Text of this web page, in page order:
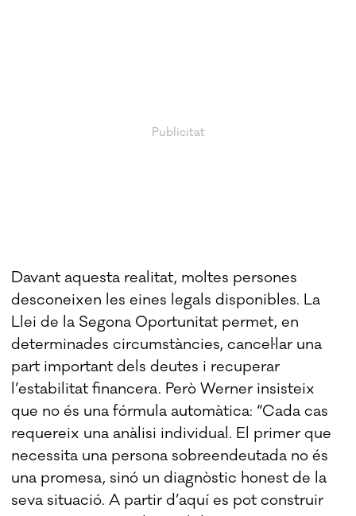
Davant aquesta realitat, moltes persones
desconeixen les eines legals disponibles. La
Llei de la Segona Oportunitat permet, en
determinades circumstàncies, cancel·lar una
part important dels deutes i recuperar
l’estabilitat financera. Però Werner insisteix
que no és una fórmula automàtica: “Cada cas
requereix una anàlisi individual. El primer que
necessita una persona sobreendeutada no és
una promesa, sinó un diagnòstic honest de la
seva situació. A partir d’aquí es pot construir